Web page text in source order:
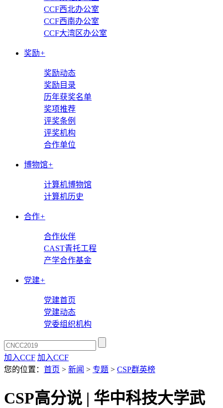
CCF西北办公室
CCF西南办公室
CCF大湾区办公室
奖励+
奖励动态
奖励目录
历年获奖名单
奖项推荐
评奖条例
评奖机构
合作单位
博物馆+
计算机博物馆
计算机历史
合作+
合作伙伴
CAST青托工程
产学合作基金
党建+
党建首页
党建动态
党委组织机构
加入CCF 加入CCF
您的位置： 首页 > 新闻 > 专题 > CSP群英榜
CSP高分说 | 华中科技大学武